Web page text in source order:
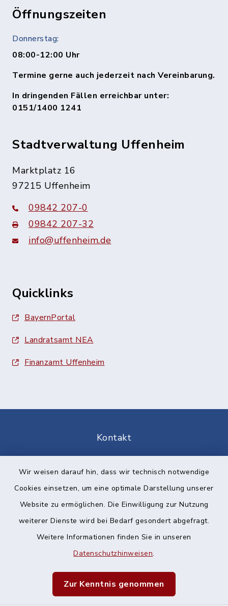
Wir weisen darauf hin, dass wir technisch notwendige
Cookies einsetzen, um eine optimale Darstellung unserer
Website zu ermöglichen. Die Einwilligung zur Nutzung
weiterer Dienste wird bei Bedarf gesondert abgefragt.
Weitere Informationen finden Sie in unseren
Datenschutzhinweisen.
Zur Kenntnis genommen
Öffnungszeiten
Donnerstag:
08:00-12:00 Uhr
Termine gerne auch jederzeit nach Vereinbarung.
In dringenden Fällen erreichbar unter:
0151/1400 1241
Stadtverwaltung Uffenheim
Marktplatz 16
97215 Uffenheim
09842 207-0
09842 207-32
info@uffenheim.de
Quicklinks
BayernPortal
Landratsamt NEA
Finanzamt Uffenheim
Kontakt
Datenschutz
Impressum
Sitemap
Cookie-Einstellungen